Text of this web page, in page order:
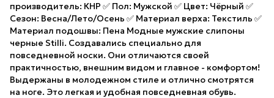
производитель: КНР ✅ Пол: Мужской ✅ Цвет: Чёрный ✅
Сезон: Весна/Лето/Осень ✅ Материал верха: Текстиль ✅
Материал подошвы: Пена Модные мужские слипоны
черные Stilli. Создавались специально для
повседневной носки. Они отличаются своей
практичностью, внешним видом и главное - комфортом!
Выдержаны в молодежном стиле и отлично смотрятся
на ноге. Это легкая и удобная повседневная обувь.